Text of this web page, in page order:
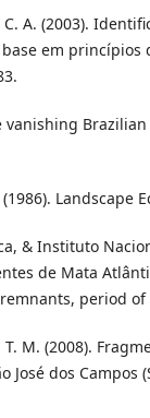
C. A. (2003).
em princípios
vanishing
Landscape
& Instituto
de Mata
period of
M. (2008).
dos Campos